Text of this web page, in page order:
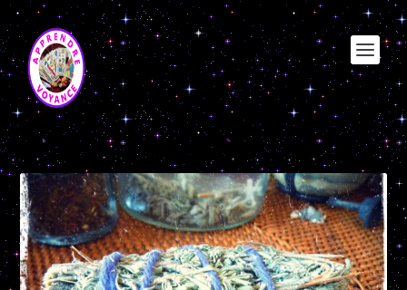
Étiquette :protection